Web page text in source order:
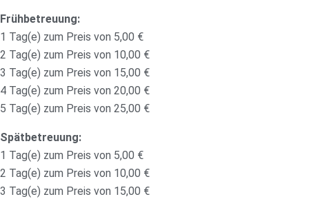
Frühbetreuung:
1 Tag(e) zum Preis von 5,00 €
2 Tag(e) zum Preis von 10,00 €
3 Tag(e) zum Preis von 15,00 €
4 Tag(e) zum Preis von 20,00 €
5 Tag(e) zum Preis von 25,00 €
Spätbetreuung:
1 Tag(e) zum Preis von 5,00 €
2 Tag(e) zum Preis von 10,00 €
3 Tag(e) zum Preis von 15,00 €